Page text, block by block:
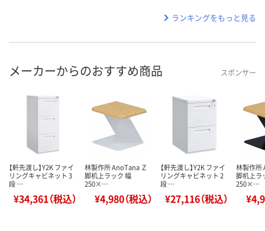
ランキングをもっと見る
メーカーからのおすすめ商品 スポンサー
【軒先渡し】Y2K ファイ
リングキャビネット 3
段 …
¥34,361（税込）
林製作所 AnoTana Ｚ
脚机上ラック 幅
250×…
¥4,980（税込）
【軒先渡し】Y2K ファイ
リングキャビネット 2
段 …
¥27,116（税込）
林製作所
脚机上ラ
250×…